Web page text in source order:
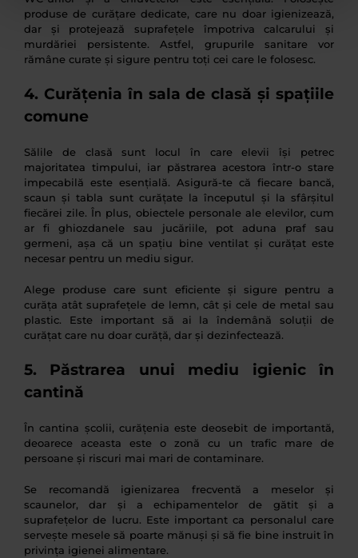
produse de curățare dedicate, care nu doar igienizează,
dar și protejează suprafețele împotriva calcarului și
murdăriei persistente. Astfel, grupurile sanitare vor
rămâne curate și sigure pentru toți cei care le folosesc.
4. Curățenia în sala de clasă și spațiile
comune
Sălile de clasă sunt locul în care elevii își petrec
majoritatea timpului, iar păstrarea acestora într-o stare
impecabilă este esențială. Asigură-te că fiecare bancă,
scaun și tabla sunt curățate la începutul și la sfârșitul
fiecărei zile. În plus, obiectele personale ale elevilor, cum
ar fi ghiozdanele sau jucăriile, pot aduna praf sau
germeni, așa că un spațiu bine ventilat și curățat este
necesar pentru un mediu sigur.
Alege produse care sunt eficiente și sigure pentru a
curăța atât suprafețele de lemn, cât și cele de metal sau
plastic. Este important să ai la îndemână soluții de
curățat care nu doar curăță, dar și dezinfectează.
5. Păstrarea unui mediu igienic în
cantină
În cantina școlii, curățenia este deosebit de importantă,
deoarece aceasta este o zonă cu un trafic mare de
persoane și riscuri mai mari de contaminare.
Se recomandă igienizarea frecventă a meselor și
scaunelor, dar și a echipamentelor de gătit și a
suprafețelor de lucru. Este important ca personalul care
servește mesele să poarte mănuși și să fie bine instruit în
privința igienei alimentare.